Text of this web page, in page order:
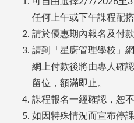
任何上午或下午課程配
請於優惠期內報名及付
請到「星廚管理學校」
網上付款後將由專人確
留位，額滿即止。
課程報名一經確認，恕不
如因特殊情況而宣布停